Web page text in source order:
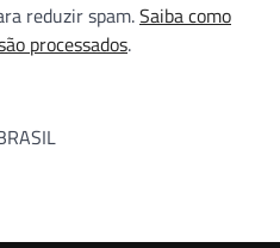
reduzir spam.Saiba como
processados.